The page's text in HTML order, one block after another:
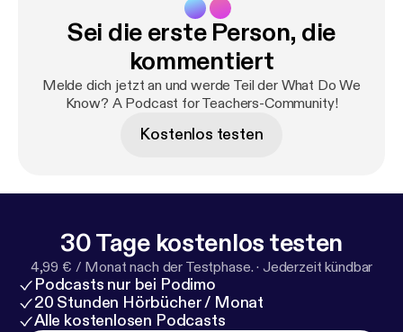
Harding, Jessica Post, Trip Sargent, and Willow
Mason.Sei die erste Person, die
kommentiert
Melde dich jetzt an und werde Teil der What Do We
Know? A Podcast for Teachers-Community!
Kostenlos testen
30 Tage kostenlos testen
4,99 € / Monat nach der Testphase. · Jederzeit kündbar
Podcasts nur bei Podimo
20 Stunden Hörbücher / Monat
Alle kostenlosen Podcasts